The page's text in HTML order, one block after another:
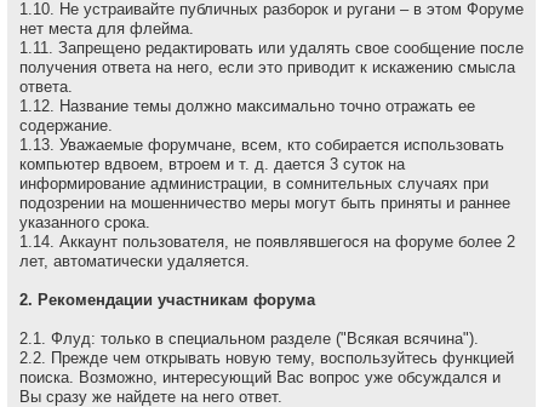
1.10. Не устраивайте публичных разборок и ругани – в этом Форуме
нет места для флейма.
1.11. Запрещено редактировать или удалять свое сообщение после
получения ответа на него, если это приводит к искажению смысла
ответа.
1.12. Название темы должно максимально точно отражать ее
содержание.
1.13. Уважаемые форумчане, всем, кто собирается использовать
компьютер вдвоем, втроем и т. д. дается 3 суток на
информирование администрации, в сомнительных случаях при
подозрении на мошенничество меры могут быть приняты и раннее
указанного срока.
1.14. Аккаунт пользователя, не появлявшегося на форуме более 2
лет, автоматически удаляется.
2. Рекомендации участникам форума
2.1. Флуд: только в специальном разделе ("Всякая всячина").
2.2. Прежде чем открывать новую тему, воспользуйтесь функцией
поиска. Возможно, интересующий Вас вопрос уже обсуждался и
Вы сразу же найдете на него ответ.